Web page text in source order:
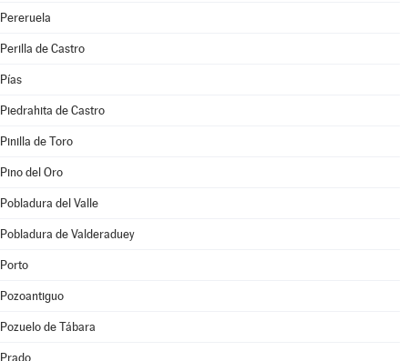
Pereruela
Perilla de Castro
Pías
Piedrahita de Castro
Pinilla de Toro
Pino del Oro
Pobladura del Valle
Pobladura de Valderaduey
Porto
Pozoantiguo
Pozuelo de Tábara
Prado